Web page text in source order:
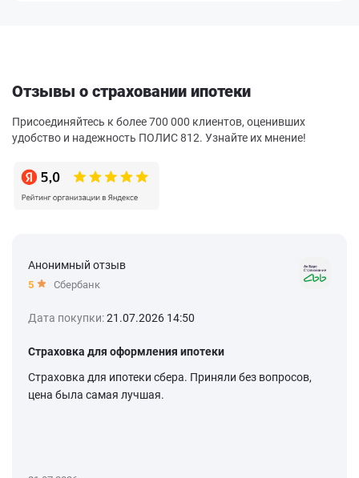
Отзывы о страховании ипотеки
Присоединяйтесь к более 700 000 клиентов, оценивших
удобство и надежность ПОЛИС 812. Узнайте их мнение!
Анонимный отзыв
5 Сбербанк
Дата покупки:21.07.2026 14:50
Страховка для оформления ипотеки
Страховка для ипотеки сбера. Приняли без вопросов,
цена была самая лучшая.